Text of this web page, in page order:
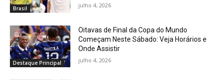
Brasil julho 4, 2026
Destaque Principal
Oitavas de Final da Copa do Mundo
Começam Neste Sábado: Veja Horários e
Onde Assistir
julho 4, 2026